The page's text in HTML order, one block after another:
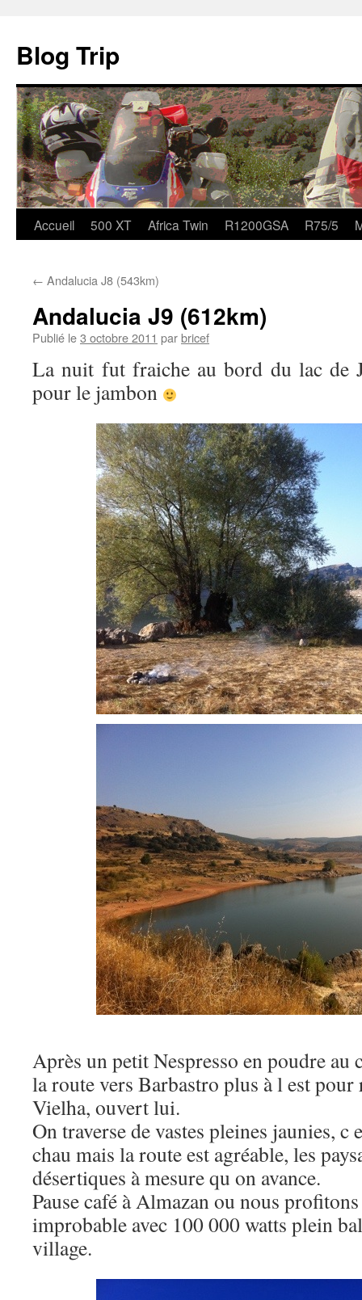
Blog Trip
Aller
contenu
Accueil 500 XT Africa Twin R1200GSA R75/5
← Andalucia J8 (543km)
Andalucia J9 (612km)
Publié le3 octobre 2011 parbricef
La nuit fut fraiche au bord du lac de
pour le jambon
Après un petit Nespresso en poudre au
la route vers Barbastro plus à l est
Vielha, ouvert lui.
On traverse de vastes pleines jaunies, c
chau mais la route est agréable, les
désertiques à mesure qu on avance.
Pause café à Almazan ou nous
improbable avec 100 000 watts plein
village.